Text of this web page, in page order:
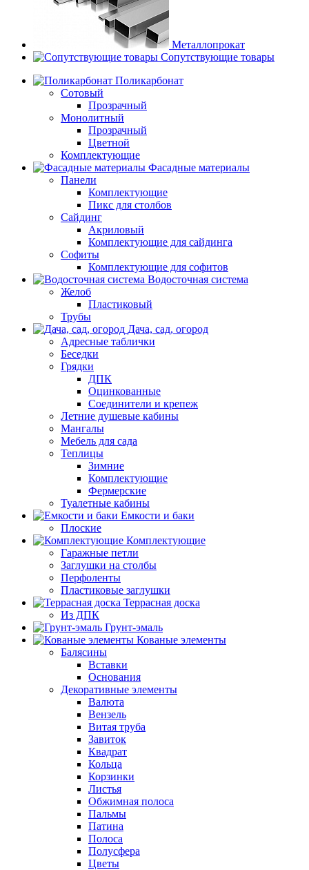
Металлопрокат
Сопутствующие товары
Поликарбонат
Сотовый
Прозрачный
Монолитный
Прозрачный
Цветной
Комплектующие
Фасадные материалы
Панели
Комплектующие
Пикс для столбов
Сайдинг
Акриловый
Комплектующие для сайдинга
Софиты
Комплектующие для софитов
Водосточная система
Желоб
Пластиковый
Трубы
Дача, сад, огород
Адресные таблички
Беседки
Грядки
ДПК
Оцинкованные
Соединители и крепеж
Летние душевые кабины
Мангалы
Мебель для сада
Теплицы
Зимние
Комплектующие
Фермерские
Туалетные кабины
Емкости и баки
Плоские
Комплектующие
Гаражные петли
Заглушки на столбы
Перфоленты
Пластиковые заглушки
Террасная доска
Из ДПК
Грунт-эмаль
Кованые элементы
Балясины
Вставки
Основания
Декоративные элементы
Валюта
Вензель
Витая труба
Завиток
Квадрат
Кольца
Корзинки
Листья
Обжимная полоса
Пальмы
Патина
Полоса
Полусфера
Цветы